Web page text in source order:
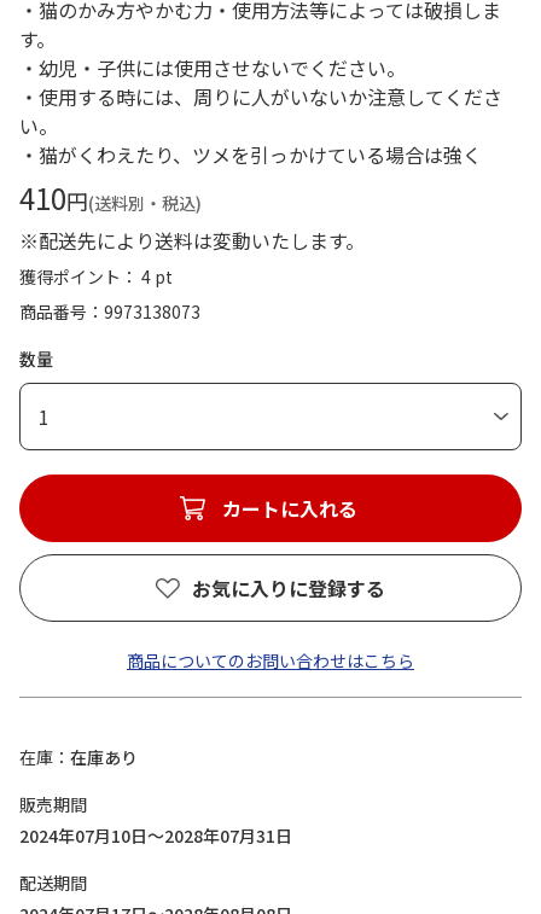
・猫のかみ方やかむ力・使用方法等によっては破損しま
す。
・幼児・子供には使用させないでください。
・使用する時には、周りに人がいないか注意してくださ
い。
・猫がくわえたり、ツメを引っかけている場合は強く
410円(送料別・税込)
※配送先により送料は変動いたします。
獲得ポイント： 4 pt
商品番号
9973138073
数量
1
カートに入れる
お気に入りに登録する
商品についてのお問い合わせはこちら
在庫
在庫あり
販売期間
2024年07月10日～2028年07月31日
配送期間